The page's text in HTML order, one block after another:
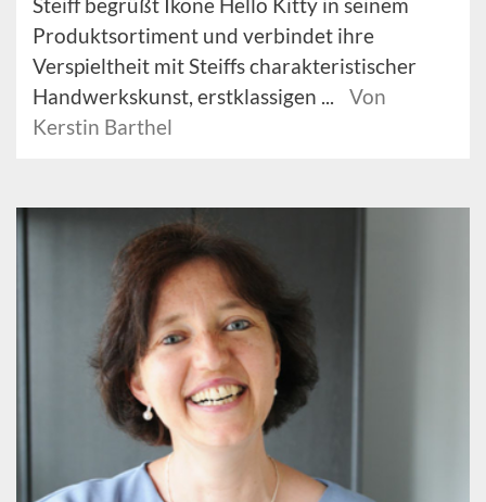
Produktsortiment und verbindet ihre
Verspieltheit mit Steiffs charakteristischer
Handwerkskunst, erstklassigen ...
Von
Kerstin Barthel